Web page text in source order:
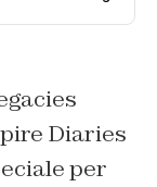
Diaries
per